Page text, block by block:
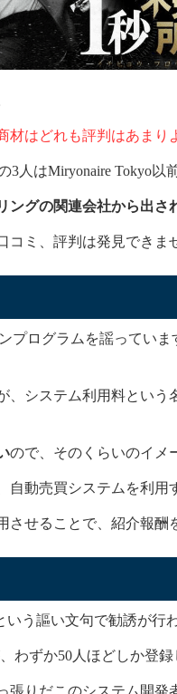
材はどれも評判はあまり
3人はMiryonaire Tokyo
ングの関連会社から出さ
ミ、評判は発見できま
プログラムを謡っていま
、システム利用料とい
ので、そのくらいのイメ
動売買システムを利用
せることで、紹介報酬
う謳い文句で勧誘が行
わずか50人ほどしか登録
張りだこのシステム開発